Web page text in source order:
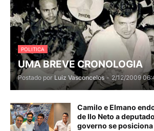
POLITICA
UMA BREVE CRONOLOGIA
Postado por Luiz Vasconcelos - 2/12/2009
Camilo e Elmano
de Ilo Neto a
governo se